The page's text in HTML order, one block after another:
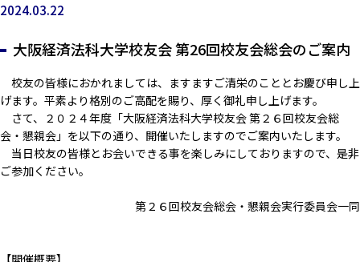
2024.03.22
大阪経済法科大学校友会 第26回校友会総会のご案内
校友の皆様におかれましては、ますますご清栄のこととお慶び申し上
げます。平素より格別のご高配を賜り、厚く御礼申し上げます。
さて、２０２４年度「大阪経済法科大学校友会 第２６回校友会総
会・懇親会」を以下の通り、開催いたしますのでご案内いたします。
当日校友の皆様とお会いできる事を楽しみにしておりますので、是非
ご参加ください。
第２６回校友会総会・懇親会実行委員会一同
【開催概要】